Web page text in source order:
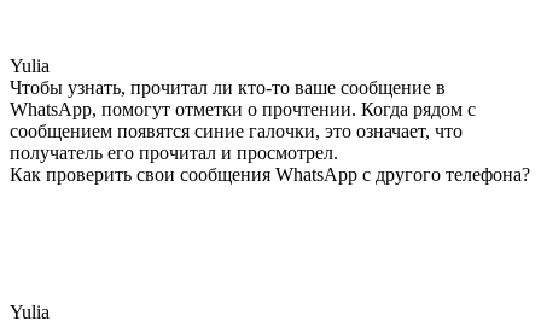
Yulia
Чтобы узнать, прочитал ли кто-то ваше сообщение в
WhatsApp, помогут отметки о прочтении. Когда рядом с
сообщением появятся синие галочки, это означает, что
получатель его прочитал и просмотрел.
Как проверить свои сообщения WhatsApp с другого телефона?
Yulia